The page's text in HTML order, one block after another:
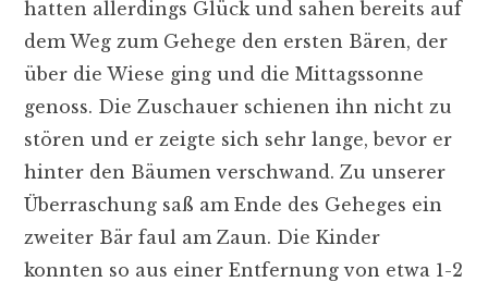
hatten allerdings Glück und sahen bereits auf
dem Weg zum Gehege den ersten Bären, der
über die Wiese ging und die Mittagssonne
genoss. Die Zuschauer schienen ihn nicht zu
stören und er zeigte sich sehr lange, bevor er
hinter den Bäumen verschwand. Zu unserer
Überraschung saß am Ende des Geheges ein
zweiter Bär faul am Zaun. Die Kinder
konnten so aus einer Entfernung von etwa 1-2